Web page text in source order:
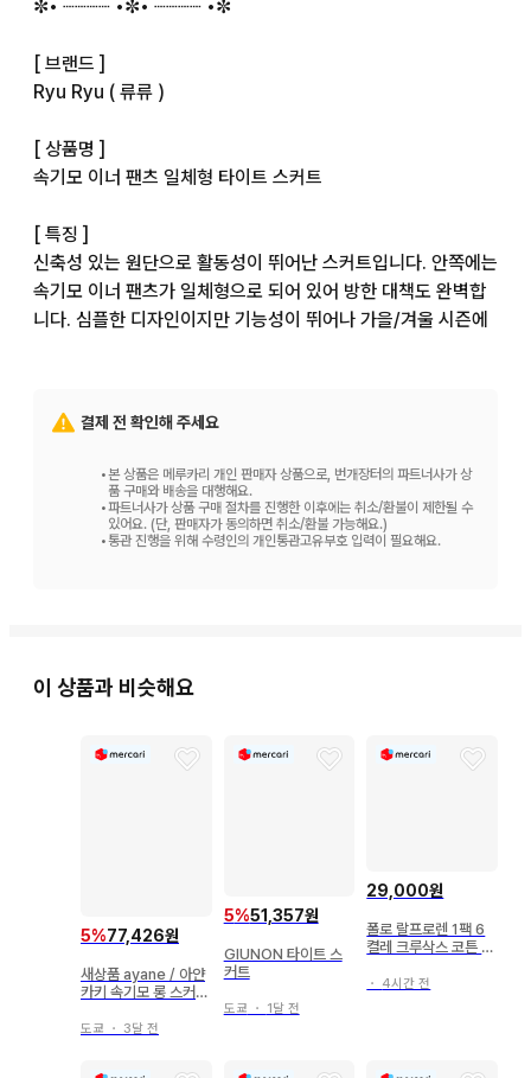
✼• ┈┈┈┈ •✼• ┈┈┈┈ •✼
[ 브랜드 ]
Ryu Ryu ( 류류 )
[ 상품명 ]
속기모 이너 팬츠 일체형 타이트 스커트
[ 특징 ]
신축성 있는 원단으로 활동성이 뛰어난 스커트입니다. 안쪽에는
속기모 이너 팬츠가 일체형으로 되어 있어 방한 대책도 완벽합
니다. 심플한 디자인이지만 기능성이 뛰어나 가을/겨울 시즌에
크림슨 ( 빨간색 계열 )
허리: 35~45cm ( 평평하게 놓음 )
[ 소재 ]
이너 팬츠: 폴리에스테르 100%
압축하여 포장할 수 있으니 이해 부탁드립니다.
사이즈 - L
색상 - 레드
패턴 - 무지
계절 - 가을/겨울
결제 전 확인해 주세요
•본 상품은 메루카리 개인 판매자 상품으로, 번개장터의 파트너사가 상
품 구매와 배송을 대행해요.
•파트너사가 상품 구매 절차를 진행한 이후에는 취소/환불이 제한될 수
있어요. (단, 판매자가 동의하면 취소/환불 가능해요.)
•통관 진행을 위해 수령인의 개인통관고유부호 입력이 필요해요.
이 상품과 비슷해요
5%77,426원
새상품 ayane / 아얀
카키 속기모 롱 스커트
도쿄 ・ 3달 전
5%51,357원
GIUNON 타이트 스
커트
도쿄 ・ 1달 전
29,000원
폴로 랄프로렌 1팩 6
켤레 크루삭스 코튼 혼
・ 4시간 전